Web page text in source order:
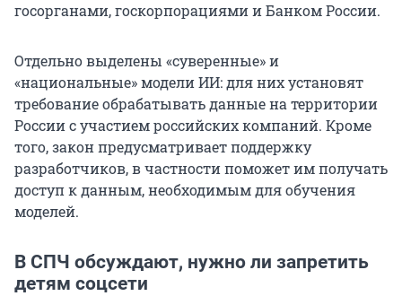
госорганами, госкорпорациями и Банком России.
Отдельно выделены «суверенные» и
«национальные» модели ИИ: для них установят
требование обрабатывать данные на территории
России с участием российских компаний. Кроме
того, закон предусматривает поддержку
разработчиков, в частности поможет им получать
доступ к данным, необходимым для обучения
моделей.
В СПЧ обсуждают, нужно ли запретить
детям соцсети